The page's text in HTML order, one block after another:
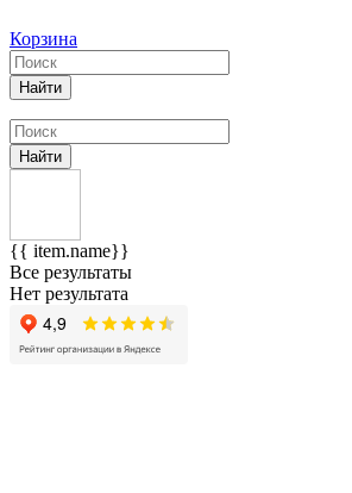
Корзина
Найти
Найти
{{ item.name}}
Все результаты
Нет результата